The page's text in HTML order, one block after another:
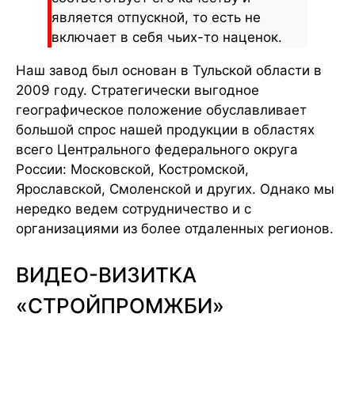
является отпускной, то есть не
включает в себя чьих-то наценок.
Наш завод был основан в Тульской области в
2009 году. Стратегически выгодное
географическое положение обуславливает
большой спрос нашей продукции в областях
всего Центрального федерального округа
России: Московской, Костромской,
Ярославской, Смоленской и других. Однако мы
нередко ведем сотрудничество и с
организациями из более отдаленных регионов.
ВИДЕО-ВИЗИТКА
«СТРОЙПРОМЖБИ»